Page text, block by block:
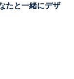
たと一緒にデザ